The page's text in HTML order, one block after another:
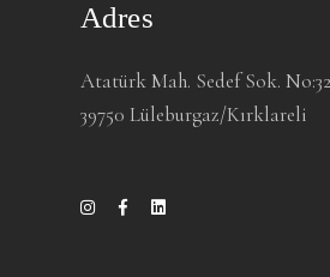
Adres
Atatürk Mah. Sedef Sok.
39750 Lüleburgaz/Kırklareli